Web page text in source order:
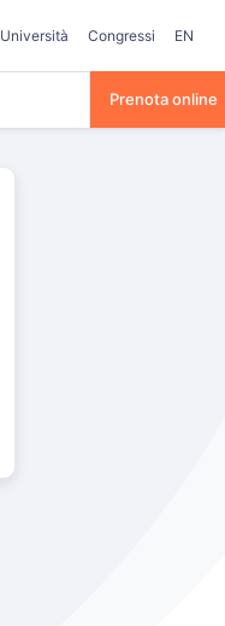
Università Congressi EN
Prenota online